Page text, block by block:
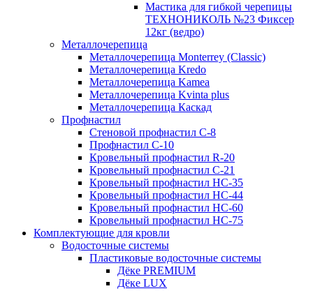
Мастика для гибкой черепицы
ТЕХНОНИКОЛЬ №23 Фиксер
12кг (ведро)
Металлочерепица
Металлочерепица Мonterrey (Classic)
Металлочерепица Kredo
Металлочерепица Kamea
Металлочерепица Kvinta plus
Металлочерепица Каскад
Профнастил
Стеновой профнастил C-8
Профнастил С-10
Кровельный профнастил R-20
Кровельный профнастил С-21
Кровельный профнастил НС-35
Кровельный профнастил НС-44
Кровельный профнастил НС-60
Кровельный профнастил НС-75
Комплектующие для кровли
Водосточные системы
Пластиковые водосточные системы
Дёке PREMIUM
Дёке LUX